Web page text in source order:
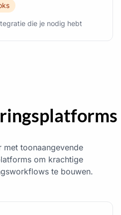
die je nodig hebt
met toonaangevende
om krachtige
te bouwen.